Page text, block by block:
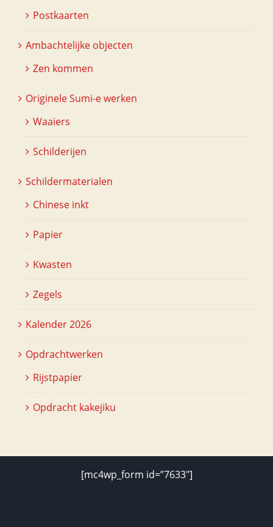
Postkaarten
Ambachtelijke objecten
Zen kommen
Originele Sumi-e werken
Waaiers
Schilderijen
Schildermaterialen
Chinese inkt
Papier
Kwasten
Zegels
Kalender 2026
Opdrachtwerken
Rijstpapier
Opdracht kakejiku
[mc4wp_form id=”7633″]